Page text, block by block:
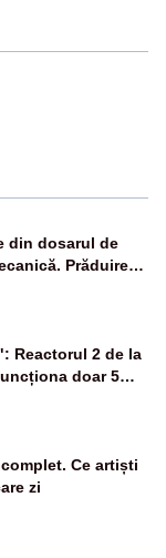
din dosarul de
Prăduirea
interceptată
Reactorul 2 de la
doar 5
Ce artiști
zi